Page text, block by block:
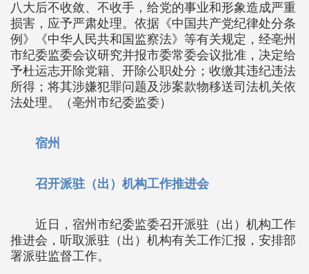
八大后不收敛、不收手，给党的事业和形象造成严重
损害，应予严肃处理。依据《中国共产党纪律处分条
例》《中华人民共和国监察法》等有关规定，经亳州
市纪委监委会议研究并报市委常委会议批准，决定给
予杜运志开除党籍、开除公职处分；收缴其违纪违法
所得；将其涉嫌犯罪问题及涉案款物移送司法机关依
法处理。（亳州市纪委监委）
宿州
召开派驻（出）机构工作推进会
近日，宿州市纪委监委召开派驻（出）机构工作
推进会，听取派驻（出）机构有关工作汇报，安排部
署派驻监督工作。